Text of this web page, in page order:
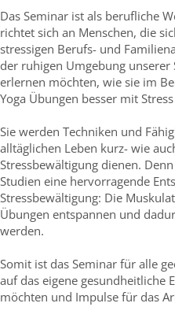
Das Seminar ist als berufliche
richtet sich an Menschen, die
stressigen Berufs- und
der ruhigen Umgebung
erlernen möchten, wie sie im
Yoga Übungen besser mit
Sie werden Techniken und
alltäglichen Leben kurz- wie
Stressbewältigung dienen.
Studien eine hervorragende
Stressbewältigung: Die
Übungen entspannen und
werden.
Somit ist das Seminar für alle
auf das eigene gesundheitliche
möchten und Impulse für das